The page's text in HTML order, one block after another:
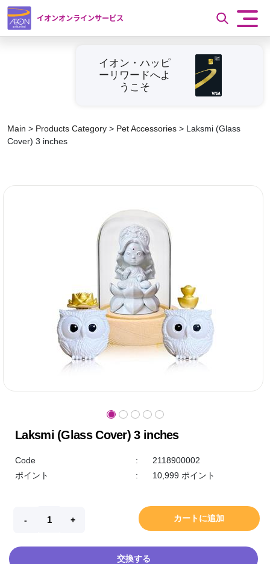
イオンオンラインサービス
イオン・ハッピ
ーリワードへよ
うこそ
Main > Products Category > Pet Accessories > Laksmi (Glass
Cover) 3 inches
Laksmi (Glass Cover) 3 inches
Code :
2118900002
ポイント
: 10,999 ポイント
カートに追加
交換する